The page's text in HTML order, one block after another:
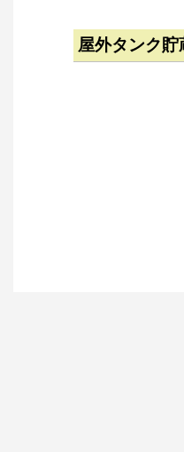
屋外タンク